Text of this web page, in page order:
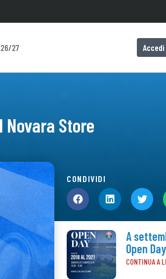
27 Accedi
Store
CONDIVIDI
A
Open
CONTINUA A